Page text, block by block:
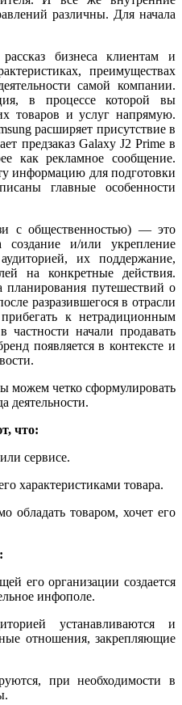
различны. Для начала
бизнеса клиентам и
преимуществах
самой компании.
в процессе которой вы
товаров и услуг напрямую.
расширяет присутствие в
предзаказ Galaxy J2 Prime в
как рекламное сообщение.
информацию для подготовки
главные особенности
с общественностью) — это
создание и/или укрепление
их поддержание,
на конкретные действия.
планирования путешествий о
разразившегося в отрасли
к нетрадиционным
частности начали продавать
появляется в контексте и
можем четко сформулировать
деятельности.
что:
сервисе.
характеристиками товара.
обладать товаром, хочет его
его организации создается
инфополе.
устанавливаются и
отношения, закрепляющие
при необходимости в